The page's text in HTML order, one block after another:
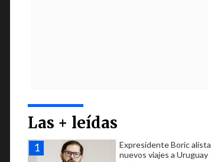
Las + leídas
Expresidente Boric alista
nuevos viajes a Uruguay